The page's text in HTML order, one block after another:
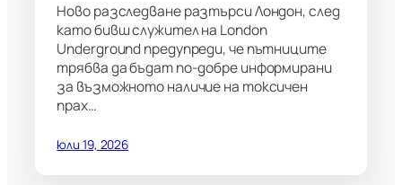
Ново разследване разтърси Лондон, след
като бивш служител на London
Underground предупреди, че пътниците
трябва да бъдат по-добре информирани
за възможното наличие на токсичен
прах…
юли 19, 2026